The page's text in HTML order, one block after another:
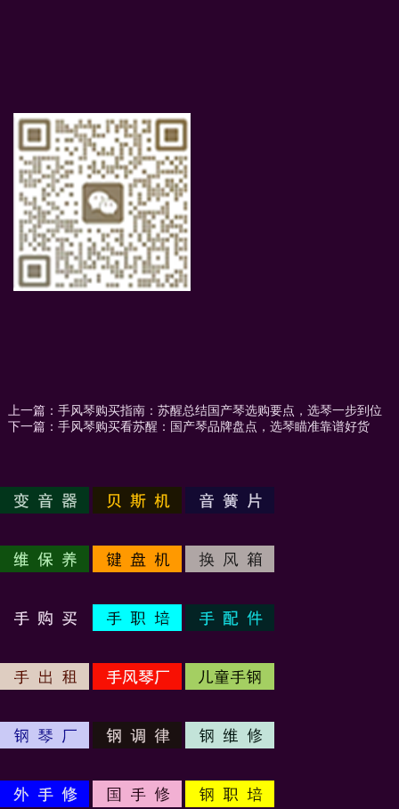
上一篇： 手风琴购买指南：苏醒总结国产琴选购要点，选琴一步到位
下一篇： 手风琴购买看苏醒：国产琴品牌盘点，选琴瞄准靠谱好货